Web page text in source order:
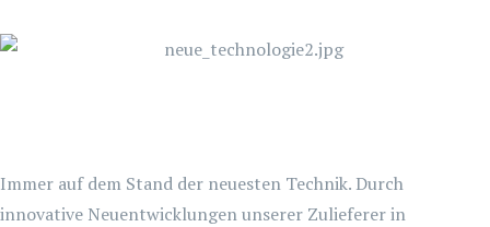
Immer auf dem Stand der neuesten Technik. Durch
innovative Neuentwicklungen unserer Zulieferer in